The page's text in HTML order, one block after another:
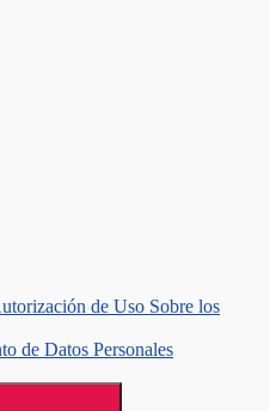
de Uso Sobre los
de Datos Personales